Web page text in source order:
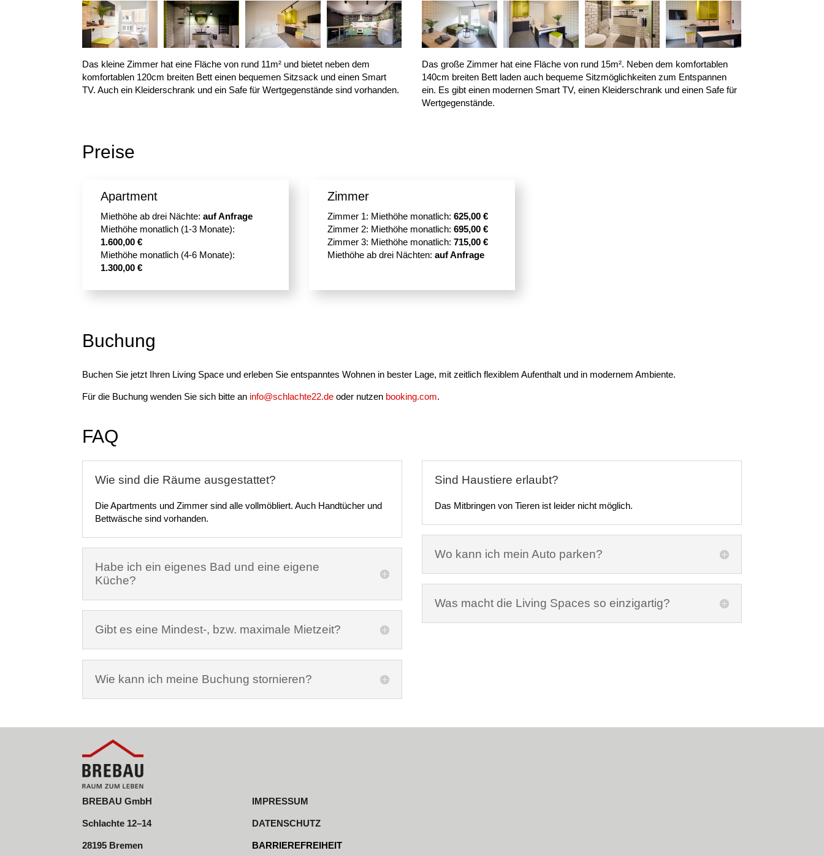
Das kleine Zimmer hat eine Fläche von rund 11m² und bietet neben dem
komfortablen 120cm breiten Bett einen bequemen Sitzsack und einen Smart
TV. Auch ein Kleiderschrank und ein Safe für Wertgegenstände sind vorhanden.
Das große Zimmer hat eine Fläche von rund 15m². Neben dem komfortablen
140cm breiten Bett laden auch bequeme Sitzmöglichkeiten zum Entspannen
ein. Es gibt einen modernen Smart TV, einen Kleiderschrank und einen Safe für
Wertgegenstände.
Preise
Apartment
Miethöhe ab drei Nächte:auf Anfrage
Miethöhe monatlich (1-3 Monate):
1.600,00 €
Miethöhe monatlich (4-6 Monate):
1.300,00 €
Zimmer
Zimmer 1: Miethöhe monatlich: 625,00 €
Zimmer 2: Miethöhe monatlich: 695,00 €
Zimmer 3: Miethöhe monatlich: 715,00 €
Miethöhe ab drei Nächten: auf Anfrage
Buchung
Buchen Sie jetzt Ihren Living Space und erleben Sie entspanntes Wohnen in bester Lage, mit zeitlich flexiblem Aufenthalt und in modernem Ambiente.
Für die Buchung wenden Sie sich bitte an info@schlachte22.de oder nutzen booking.com.
FAQ
Wie sind die Räume ausgestattet?
Die Apartments und Zimmer sind alle vollmöbliert. Auch Handtücher und
Bettwäsche sind vorhanden.
Habe ich ein eigenes Bad und eine eigene
Küche?
Gibt es eine Mindest-, bzw. maximale Mietzeit?
Wie kann ich meine Buchung stornieren?
Sind Haustiere erlaubt?
Das Mitbringen von Tieren ist leider nicht möglich.
Wo kann ich mein Auto parken?
Was macht die Living Spaces so einzigartig?
BREBAU GmbH
Schlachte 12–14
28195 Bremen
IMPRESSUM
DATENSCHUTZ
BARRIEREFREIHEIT